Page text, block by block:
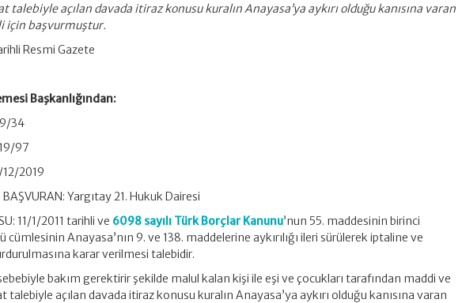
açılan davada itiraz konusu kuralın Anayasa’ya aykırı olduğu kanısına varan
için başvurmuştur.
Resmi Gazete
Başkanlığından:
34
97
2019
Yargıtay 21. Hukuk Dairesi
11/1/2011 tarihli ve 6098 sayılı Türk Borçlar Kanunu’nun 55. maddesinin birinci
cümlesinin Anayasa’nın 9. ve 138. maddelerine aykırılığı ileri sürülerek iptaline ve
karar verilmesi talebidir.
bakım gerektirir şekilde malul kalan kişi ile eşi ve çocukları tarafından maddi ve
açılan davada itiraz konusu kuralın Anayasa’ya aykırı olduğu kanısına varan